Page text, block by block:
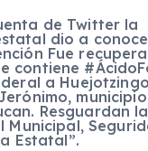
de Twitter la
dio a
Fue
contiene
a
Resguardan
Municipal,
Estatal”.